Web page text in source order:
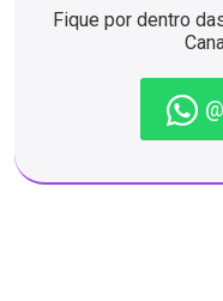
Fique por dentro